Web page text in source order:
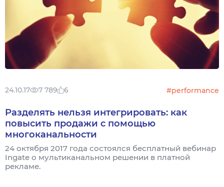
24.10.17 7 789 6 #performance
Разделять нельзя интегрировать: как
повысить продажи с помощью
многоканальности
24 октября 2017 года состоялся бесплатный вебинар
Ingate о мультиканальном решении в платной
рекламе.